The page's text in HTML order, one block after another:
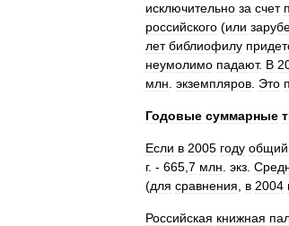
исключительно за счет
российского (или
лет библиофилу
неумолимо падают. В
млн экземпляров Это
Годовые суммарные
Если в 2005 году общий
г. - 665 7 млн экз
(для сравнения в 2004
Российская книжная